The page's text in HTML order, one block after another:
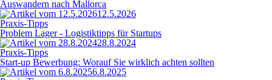
Auswandern nach Mallorca
12.5.2026
Praxis-Tipps
Problem Lager - Logistiktipps für Startups
28.8.2024
Praxis-Tipps
Start-up Bewerbung: Worauf Sie wirklich achten sollten
6.8.2025